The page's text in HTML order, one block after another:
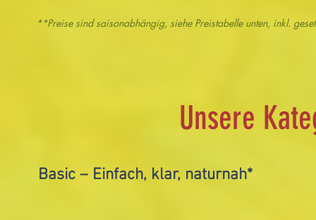
**Preise sind saisonabhängig, siehe Preistabelle unten, inkl. geset
Unsere
Basic – Einfach, klar, naturnah*